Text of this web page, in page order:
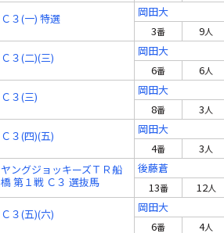
Ｃ３(一) 特選
岡田大
3番 9人
Ｃ３(二)(三)
岡田大
6番 6人
Ｃ３(三)
岡田大
8番 3人
Ｃ３(四)(五)
岡田大
4番 3人
ヤングジョッキーズＴＲ船
橋 第１戦 Ｃ３ 選抜馬
後藤蒼
13番 12人
Ｃ３(五)(六)
岡田大
6番 4人